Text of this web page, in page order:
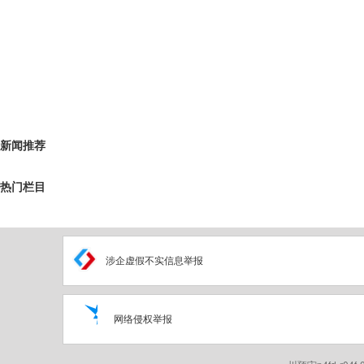
新闻推荐
热门栏目
涉企虚假不实信息举报
网络侵权举报